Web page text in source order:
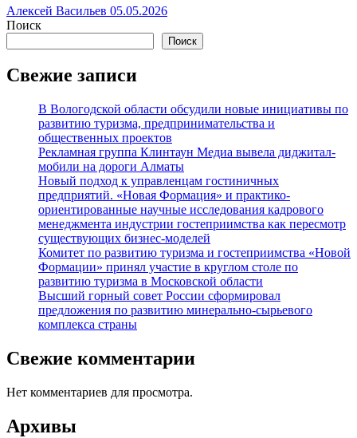
Алексей Васильев 05.05.2026
Поиск
Поиск
Свежие записи
В Вологодской области обсудили новые инициативы по
развитию туризма, предпринимательства и
общественных проектов
Рекламная группа Клинтаун Медиа вывела диджитал-
мобили на дороги Алматы
Новый подход к управленцам гостиничных
предприятий. «Новая Формация» и практико-
ориентированные научные исследования кадрового
менеджмента индустрии гостеприимства как пересмотр
существующих бизнес-моделей
Комитет по развитию туризма и гостеприимства «Новой
Формации» принял участие в круглом столе по
развитию туризма в Московской области
Высший горный совет России сформировал
предложения по развитию минерально-сырьевого
комплекса страны
Свежие комментарии
Нет комментариев для просмотра.
Архивы